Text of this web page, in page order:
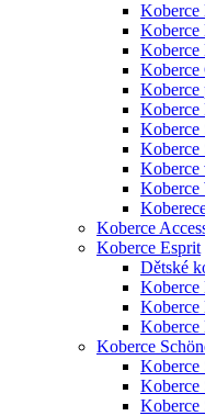
Koberce
Koberce
Koberce
Koberce
Koberce
Koberce
Koberce
Koberce
Koberce
Koberce
Koberce Esprit
Dětské
Koberce
Koberce
Koberce
Koberce
Koberce
Koberce
Koberce